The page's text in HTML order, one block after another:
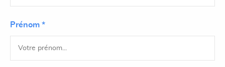
Prénom *